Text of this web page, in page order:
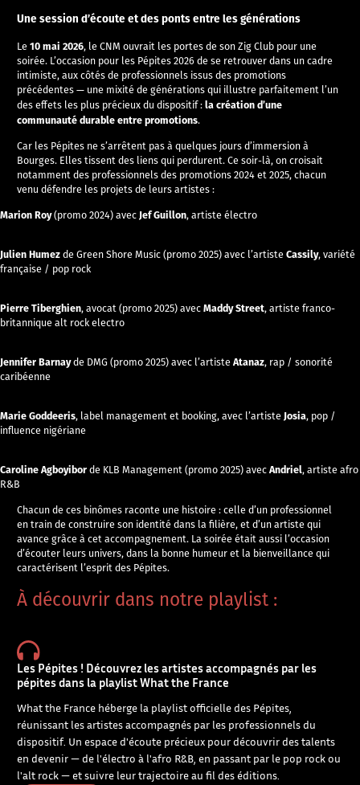
Une session d’écoute et des ponts entre les générations
Le10 mai 2026, le CNM ouvrait les portes de son Zig Club pour une
soirée. L’occasion pour les Pépites 2026 de se retrouver dans un cadre
intimiste, aux côtés de professionnels issus des promotions
précédentes — une mixité de générations qui illustre parfaitement l’un
des effets les plus précieux du dispositif :la création d’une
communauté durable entre promotions.
Car les Pépites ne s’arrêtent pas à quelques jours d’immersion à
Bourges. Elles tissent des liens qui perdurent. Ce soir-là, on croisait
notamment des professionnels des promotions 2024 et 2025, chacun
venu défendre les projets de leurs artistes :
Marion Roy(promo 2024) avecJef Guillon, artiste électro
Julien Humezde Green Shore Music (promo 2025) avec l’artisteCassily, variété
française / pop rock
Pierre Tiberghien, avocat (promo 2025) avecMaddy Street, artiste franco-
britannique alt rock electro
Jennifer Barnayde DMG (promo 2025) avec l’artisteAtanaz, rap / sonorité
caribéenne
Marie Goddeeris, label management et booking, avec l’artisteJosia, pop /
influence nigériane
Caroline Agboyiborde KLB Management (promo 2025) avecAndriel, artiste afro
R&B
Chacun de ces binômes raconte une histoire : celle d’un professionnel
en train de construire son identité dans la filière, et d’un artiste qui
avance grâce à cet accompagnement. La soirée était aussi l’occasion
d’écouter leurs univers, dans la bonne humeur et la bienveillance qui
caractérisent l’esprit des Pépites.
À découvrir dans notre playlist :
Les Pépites ! Découvrez les artistes accompagnés par les
pépites dans la playlist What the France
What the France héberge la playlist officielle des Pépites,
réunissant les artistes accompagnés par les professionnels du
dispositif. Un espace d'écoute précieux pour découvrir des talents
en devenir — de l'électro à l'afro R&B, en passant par le pop rock ou
l'alt rock — et suivre leur trajectoire au fil des éditions.